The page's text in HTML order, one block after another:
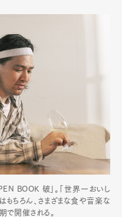
BOOK 破」。「世界一おいし
もちろん、さまざまな食や音楽な
で開催される。